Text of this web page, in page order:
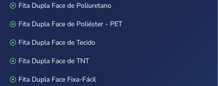
Fita Dupla Face de Poliuretano
Fita Dupla Face de Poliéster - PET
Fita Dupla Face de Tecido
Fita Dupla Face de TNT
Fita Dupla Face Fixa-Fácil